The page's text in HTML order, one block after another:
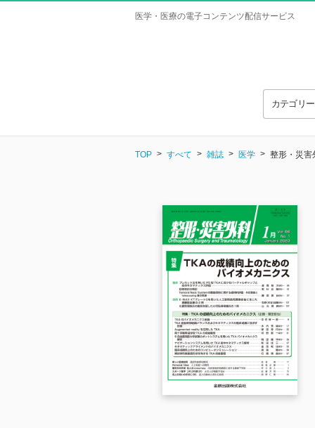
医学・医療の電子コンテンツ配信サービス
カテゴリ
TOP すべて 雑誌 医学 整形・災害